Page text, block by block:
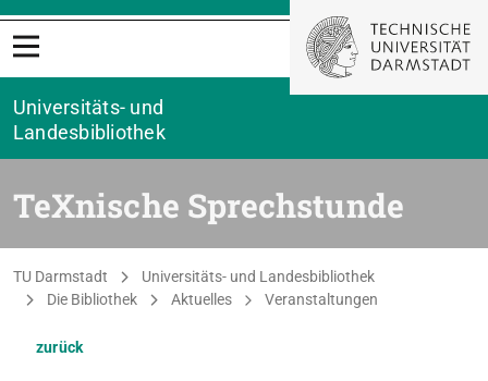
Menü öffnen
Universitäts- und
Landesbibliothek
TeXnische Sprechstunde
Sie befinden sich hier:
TU Darmstadt
Universitäts- und Landesbibliothek
Die Bibliothek
Aktuelles Veranstaltungen
zurück